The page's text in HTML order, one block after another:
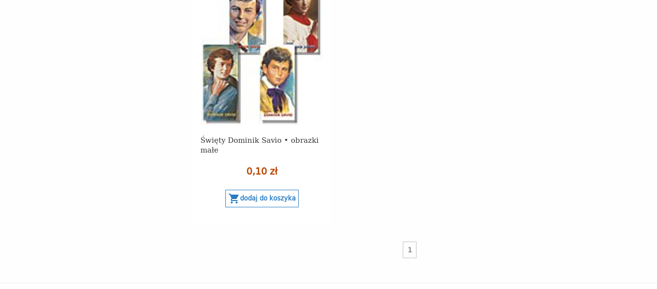
Święty Dominik Savio • obrazki
małe
0,10 zł
shopping_cartdodaj do koszyka
1